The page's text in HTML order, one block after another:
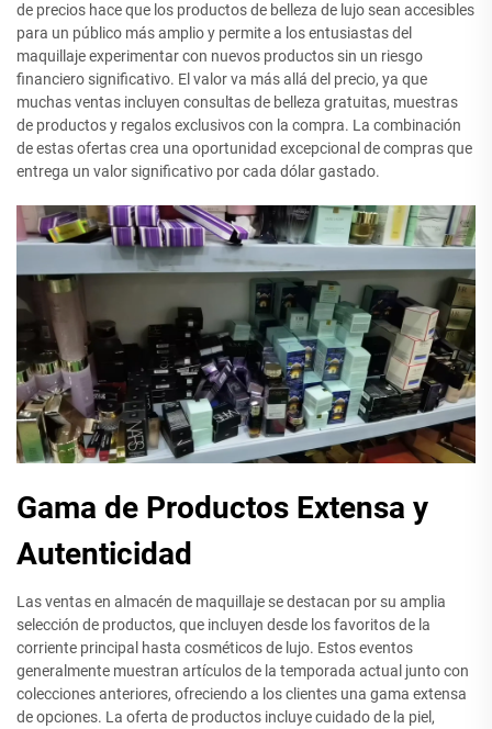
de precios hace que los productos de belleza de lujo sean accesibles
para un público más amplio y permite a los entusiastas del
maquillaje experimentar con nuevos productos sin un riesgo
financiero significativo. El valor va más allá del precio, ya que
muchas ventas incluyen consultas de belleza gratuitas, muestras
de productos y regalos exclusivos con la compra. La combinación
de estas ofertas crea una oportunidad excepcional de compras que
entrega un valor significativo por cada dólar gastado.
Gama de Productos Extensa y
Autenticidad
Las ventas en almacén de maquillaje se destacan por su amplia
selección de productos, que incluyen desde los favoritos de la
corriente principal hasta cosméticos de lujo. Estos eventos
generalmente muestran artículos de la temporada actual junto con
colecciones anteriores, ofreciendo a los clientes una gama extensa
de opciones. La oferta de productos incluye cuidado de la piel,